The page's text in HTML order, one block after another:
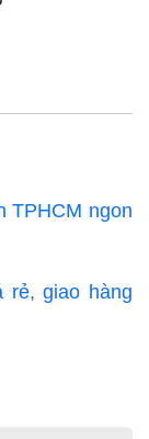
TPHCM ngon
rẻ, giao hàng